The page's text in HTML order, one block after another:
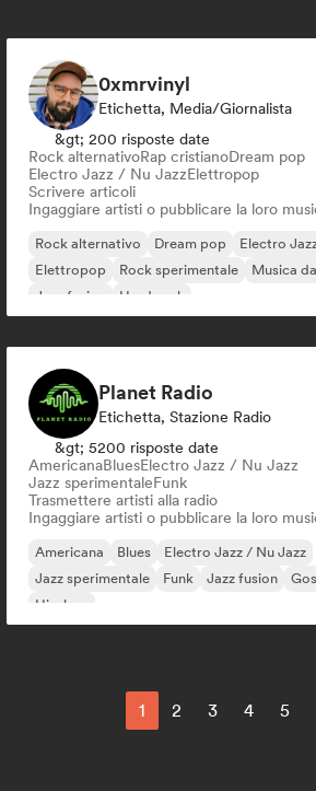
0xmrvinyl
Etichetta, Media/Giornalista
&gt; 200 risposte date
Rock alternativoRap cristianoDream pop
Electro Jazz / Nu JazzElettropop
Scrivere articoli
Ingaggiare artisti o pubblicare la loro
Rock alternativo Dream pop
Electro
Elettropop
Rock sperimentale
Musica
Jazz fusion
Hard rock
Planet Radio
Etichetta, Stazione Radio
&gt; 5200 risposte date
AmericanaBluesElectro Jazz / Nu Jazz
Jazz sperimentaleFunk
Trasmettere artisti alla radio
Ingaggiare artisti o pubblicare la loro
Americana Blues
Electro Jazz / Nu Jazz
Jazz sperimentale
Funk Jazz fusion
Hip-hop
1 2 3 4 5